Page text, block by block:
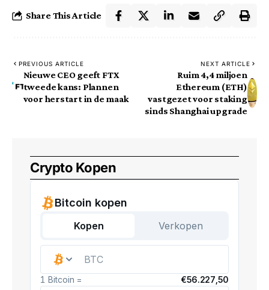
Share This Article
PREVIOUS ARTICLE
Nieuwe CEO geeft FTX
tweede kans: Plannen
voor herstart in de maak
NEXT ARTICLE
Ruim 4,4 miljoen
Ethereum (ETH)
vastgezet voor staking
sinds Shanghai upgrade
Crypto Kopen